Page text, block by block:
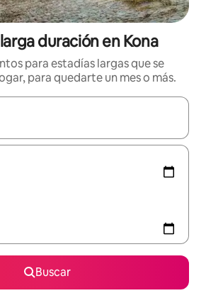
duración en Kona
para estadías largas que se
para quedarte un mes o más.
estén disponibles, navegá con las
Buscar